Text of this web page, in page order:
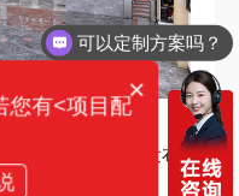
广播系统、信息发布
你们电话多少？
×
您有<项目配